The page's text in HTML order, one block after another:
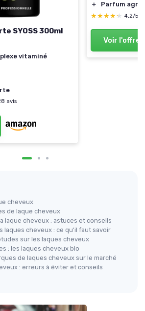
SYOSS 300ml
vitaminé
avis
＋
Parfum
★★★★★
★★★★★ 4,2/5
Voir l'offre
cheveux
de laque cheveux
laque cheveux : astuces et conseils
laques cheveux : ce qu'il faut savoir
sur les laques cheveux
: les laques cheveux bio
de laques cheveux sur le marché
: erreurs à éviter et conseils